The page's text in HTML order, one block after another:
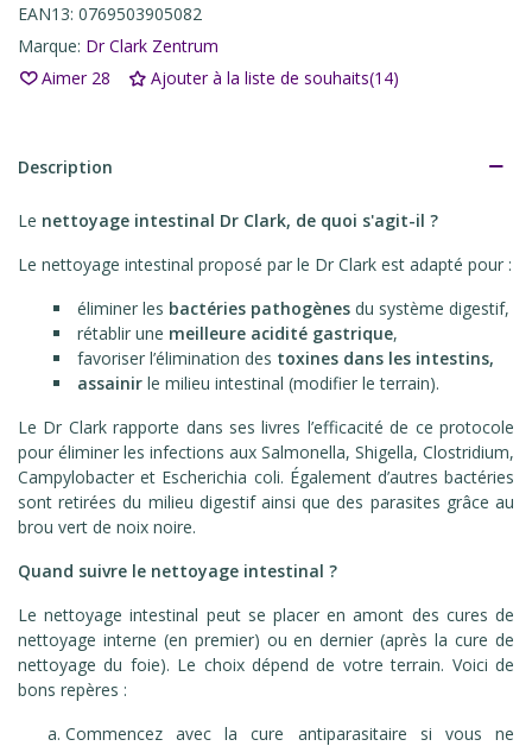
EAN13: 0769503905082
Marque: Dr Clark Zentrum
Aimer 28 Ajouter à la liste de souhaits(14)
Description
Le nettoyage intestinal Dr Clark, de quoi s'agit-il ?
Le nettoyage intestinal proposé par le Dr Clark est adapté pour :
éliminer les bactéries pathogènes du système digestif,
rétablir une meilleure acidité gastrique,
favoriser l’élimination des toxines dans les intestins,
assainir le milieu intestinal (modifier le terrain).
Le Dr Clark rapporte dans ses livres l’efficacité de ce protocole
pour éliminer les infections aux Salmonella, Shigella, Clostridium,
Campylobacter et Escherichia coli. Également d’autres bactéries
sont retirées du milieu digestif ainsi que des parasites grâce au
brou vert de noix noire.
Quand suivre le nettoyage intestinal ?
Le nettoyage intestinal peut se placer en amont des cures de
nettoyage interne (en premier) ou en dernier (après la cure de
nettoyage du foie). Le choix dépend de votre terrain. Voici de
bons repères :
Commencez avec la cure antiparasitaire si vous ne